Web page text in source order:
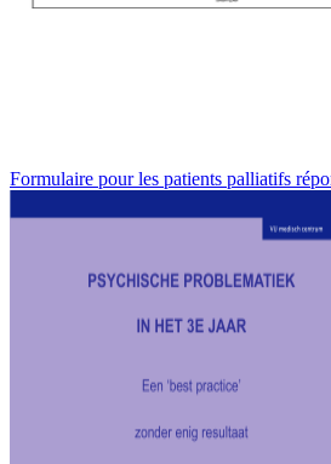
Formulaire pour les patients palliatifs